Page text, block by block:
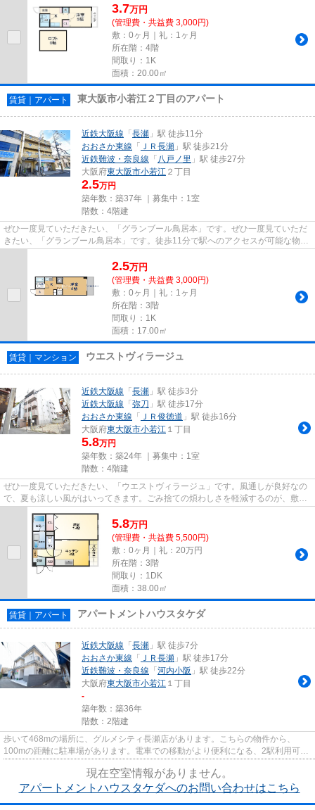
3.7万円
(管理費・共益費 3,000円)
敷：0ヶ月｜礼：1ヶ月
所在階：4階
間取り：1K
面積：20.00㎡
賃貸｜アパート 東大阪市小若江２丁目のアパート
近鉄大阪線 「長瀬 」駅 徒歩11分
おおさか東線 「 ＪＲ長瀬 」駅 徒歩21分
近鉄難波・奈良線 「 八戸ノ里 」駅 徒歩27分
大阪府東大阪市小若江 ２丁目
2.5万円
築年数：築37年 ｜募集中： 1室
階数：4階建
ぜひ一度見ていただきたい、「グランブール鳥居本」です。ぜひ一度見ていただ
きたい、「グランブール鳥居本」です。徒歩11分で駅へのアクセスが可能な物件
です。こちらのアパートから...
2.5万円
(管理費・共益費 3,000円)
敷：0ヶ月｜礼：1ヶ月
所在階：3階
間取り：1K
面積：17.00㎡
賃貸｜マンション ウエストヴィラージュ
近鉄大阪線 「長瀬 」駅 徒歩3分
近鉄大阪線 「弥刀 」駅 徒歩17分
おおさか東線 「 ＪＲ俊徳道 」駅 徒歩16分
大阪府東大阪市小若江 １丁目
5.8万円
築年数：築24年 ｜募集中： 1室
階数：4階建
ぜひ一度見ていただきたい、「ウエストヴィラージュ」です。風通しが良好なの
で、夏も涼しい風がはいってきます。ごみ捨ての煩わしさを軽減するのが、敷地
内ごみ置き場です。場所が平...
5.8万円
(管理費・共益費 5,500円)
敷：0ヶ月｜礼：20万円
所在階：3階
間取り：1DK
面積：38.00㎡
賃貸｜アパート アパートメントハウスタケダ
近鉄大阪線 「長瀬 」駅 徒歩7分
おおさか東線 「 ＪＲ長瀬 」駅 徒歩17分
近鉄難波・奈良線 「河内小阪 」駅 徒歩22分
大阪府東大阪市小若江 １丁目
-
築年数：築36年
階数：2階建
歩いて468mの場所に、グルメシティ長瀬店があります。こちらの物件から、
100mの距離に駐車場があります。電車での移動がより便利になる、2駅利用可能
なアパートです。使い勝手の良いア...
現在空室情報がありません。
アパートメントハウスタケダへのお問い合わせはこちら